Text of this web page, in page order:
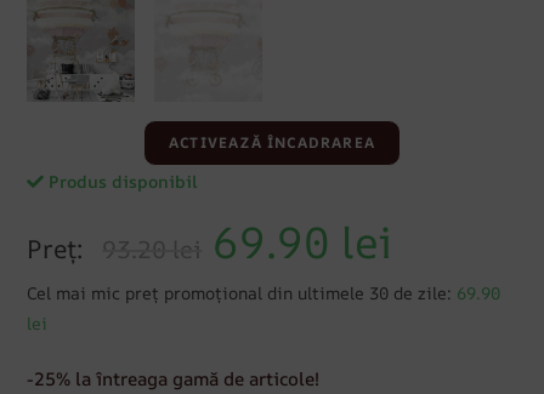
ACTIVEAZĂ ÎNCADRAREA
Produs disponibil
Preț: 93.20 lei 69.90 lei
Cel mai mic preț promoțional din ultimele 30 de zile: 69.90
lei
-25% la întreaga gamă de articole!